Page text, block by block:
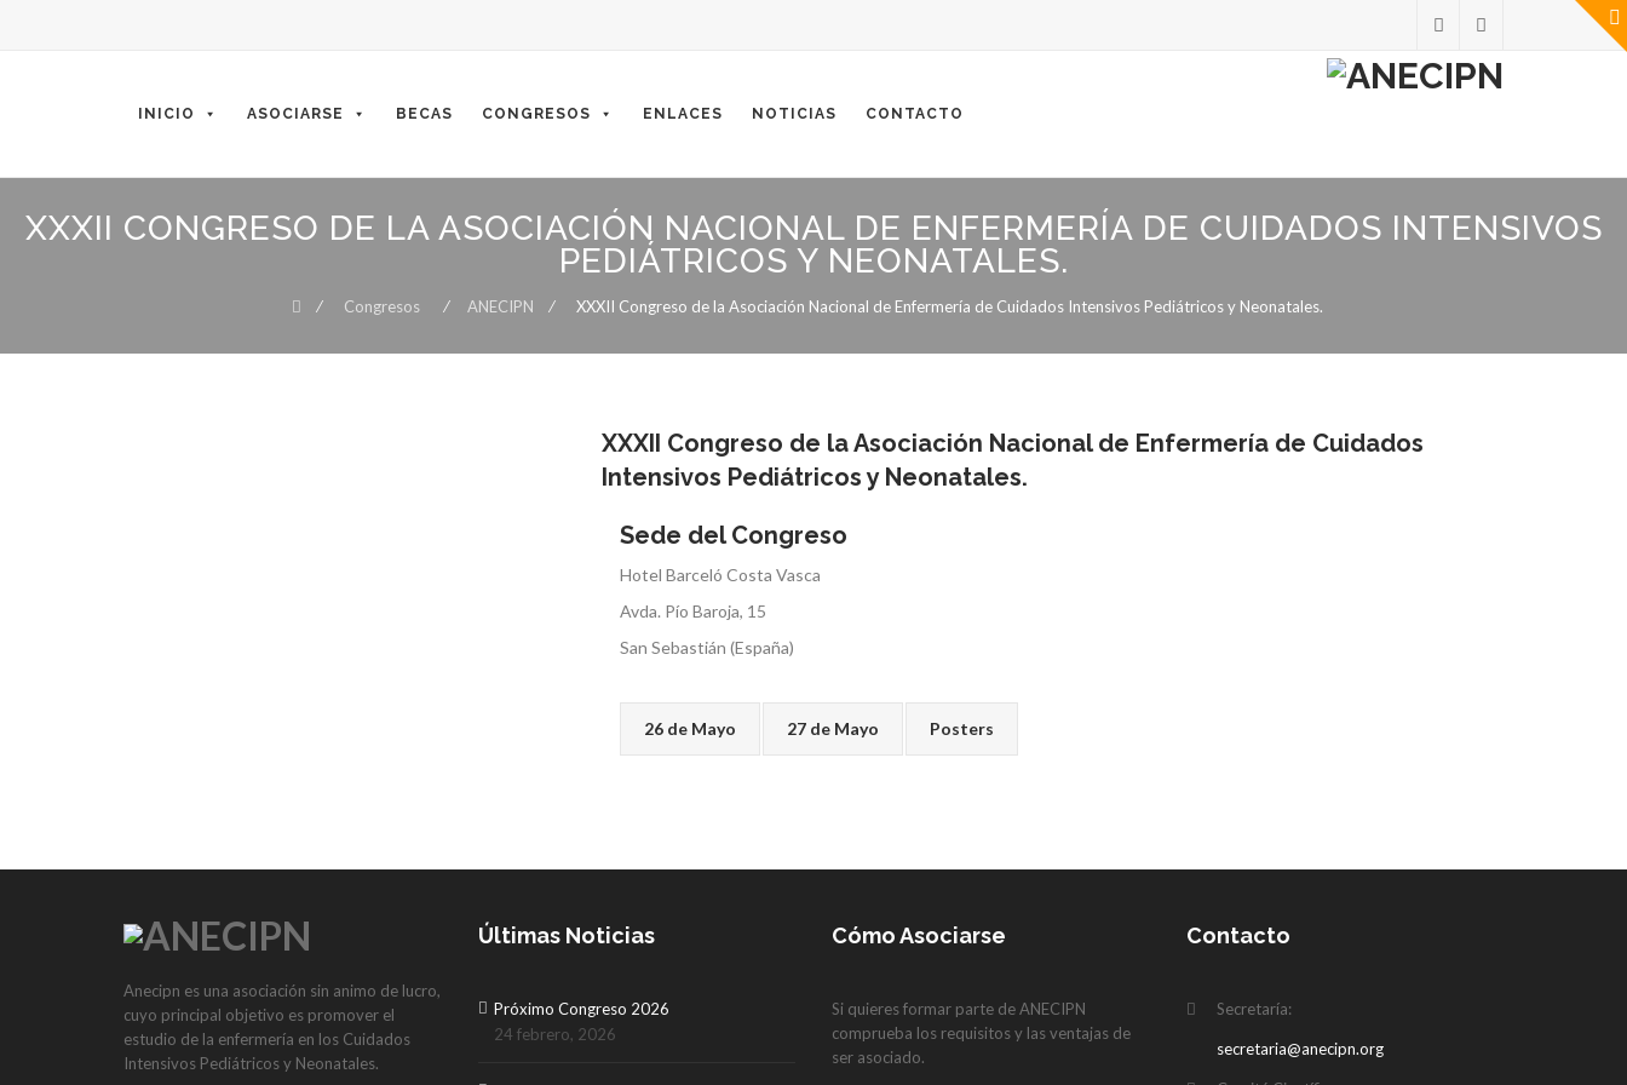
content
INICIO ASOCIARSE BECAS CONGRESOS ENLACES NOTICIAS CONTACTO
XXXII CONGRESO DE LA ASOCIACIÓN NACIONAL DE ENFERMERÍA DE CUIDADOS INTENSIVOS
PEDIÁTRICOS Y NEONATALES.
⁄ Congresos ⁄ ANECIPN ⁄ XXXII Congreso de la Asociación Nacional de Enfermería de Cuidados Intensivos Pediátricos y Neonatales.
XXXII Congreso de la Asociación Nacional de Enfermería de Cuidados
Intensivos Pediátricos y Neonatales.
Sede del Congreso
Hotel Barceló Costa Vasca
Avda. Pío Baroja, 15
San Sebastián (España)
26 de Mayo 27 de Mayo Posters
Anecipn es una asociación sin animo de lucro,
cuyo principal objetivo es promover el
estudio de la enfermería en los Cuidados
Intensivos Pediátricos y Neonatales.
Últimas Noticias
Próximo Congreso 2026
24 febrero, 2026
Cómo Asociarse
Si quieres formar parte de ANECIPN
comprueba los requisitos y las ventajas de
ser asociado.
Contacto
Secretaría:
secretaria@anecipn.org